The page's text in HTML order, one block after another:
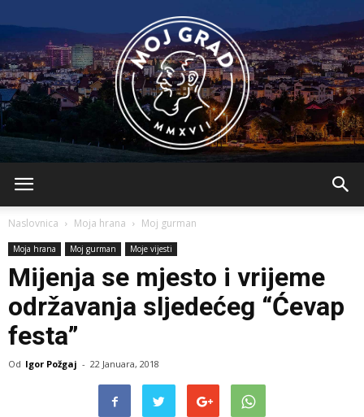
Naslovnica Moja hrana Moj gurman
Moja hrana Moj gurman Moje vijesti
Mijenja se mjesto i vrijeme
održavanja sljedećeg “Ćevap
festa”
Od Igor Požgaj - 22 Januara, 2018